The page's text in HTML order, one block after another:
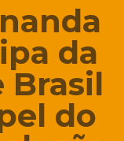
da
Brasil
do